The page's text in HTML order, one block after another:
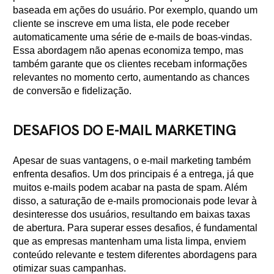
baseada em ações do usuário. Por exemplo, quando um
cliente se inscreve em uma lista, ele pode receber
automaticamente uma série de e-mails de boas-vindas.
Essa abordagem não apenas economiza tempo, mas
também garante que os clientes recebam informações
relevantes no momento certo, aumentando as chances
de conversão e fidelização.
DESAFIOS DO E-MAIL MARKETING
Apesar de suas vantagens, o e-mail marketing também
enfrenta desafios. Um dos principais é a entrega, já que
muitos e-mails podem acabar na pasta de spam. Além
disso, a saturação de e-mails promocionais pode levar à
desinteresse dos usuários, resultando em baixas taxas
de abertura. Para superar esses desafios, é fundamental
que as empresas mantenham uma lista limpa, enviem
conteúdo relevante e testem diferentes abordagens para
otimizar suas campanhas.